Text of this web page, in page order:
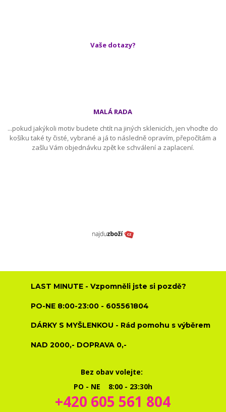
Vaše dotazy?
MALÁ RADA
...pokud jakýkoli motiv budete chtít na jiných sklenicích, jen vhoďte do
košíku také ty čisté, vybrané a já to následně opravím, přepočítám a
zašlu Vám objednávku zpět ke schválení a zaplacení.
LAST MINUTE - Vzpomněli jste si pozdě?
PO-NE 8:00-23:00 - 605561804
DÁRKY S MYŠLENKOU - Rád pomohu s výběrem
NAD 2000,- DOPRAVA 0,-
Bez obav volejte:
PO - NE 8:00 - 23:30h
+420 605 561 804